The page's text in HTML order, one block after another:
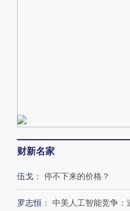
财新名家
伍戈 ： 停不下来的价格？
罗志恒 ： 中美人工智能竞争：